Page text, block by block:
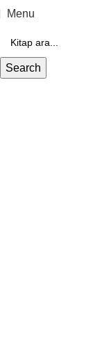
Menu
Search